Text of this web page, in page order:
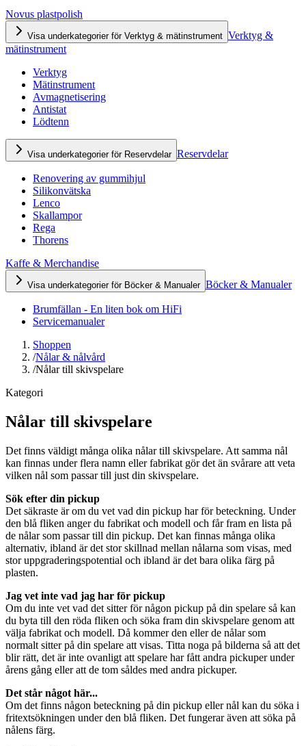
Novus plastpolish
Visa underkategorier för Verktyg & mätinstrument Verktyg &
mätinstrument
Verktyg
Mätinstrument
Avmagnetisering
Antistat
Lödtenn
Visa underkategorier för Reservdelar Reservdelar
Renovering av gummihjul
Silikonvätska
Lenco
Skallampor
Rega
Thorens
Kaffe & Merchandise
Visa underkategorier för Böcker & Manualer Böcker & Manualer
Brumfällan - En liten bok om HiFi
Servicemanualer
Shoppen
/Nålar & nålvård
/Nålar till skivspelare
Kategori
Nålar till skivspelare
Det finns väldigt många olika nålar till skivspelare. Att samma nål
kan finnas under flera namn eller fabrikat gör det än svårare att veta
vilken nål som passar till just din skivspelare.
Sök efter din pickup
Det säkraste är om du vet vad din pickup har för beteckning. Under
den blå fliken anger du fabrikat och modell och får fram en lista på
de nålar som passar till din pickup. Det kan finnas många olika
alternativ, ibland är det stor skillnad mellan nålarna som visas, med
stor uppgraderingspotential och ibland är det bara olika färg på
plasten.
Jag vet inte vad jag har för pickup
Om du inte vet vad det sitter för någon pickup på din spelare så kan
du byta till den röda fliken och söka fram din skivspelare genom att
välja fabrikat och modell. Då kommer den eller de nålar som
normalt sitter på din spelare att visas. Titta noga på bilderna så att det
blir rätt, det är inte ovanligt att spelare har fått andra pickuper under
årens gång eller att de tom såldes med andra pickuper.
Det står något här...
Om det finns någon beteckning på din pickup eller nål kan du söka i
fritextsökningen under den blå fliken. Det fungerar även att söka på
nålens färg.